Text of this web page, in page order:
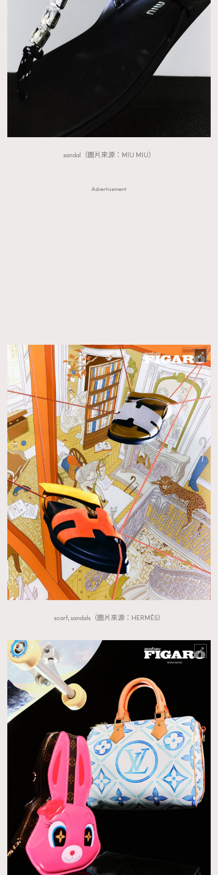
sandal（圖片來源：MIU MIU）
Advertisement
scarf, sandals（圖片來源：HERMÈS）